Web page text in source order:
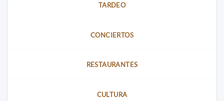
TARDEO
CONCIERTOS
RESTAURANTES
CULTURA